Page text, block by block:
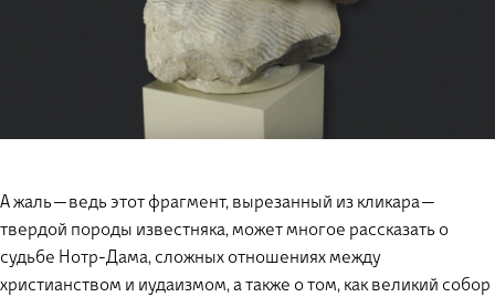
А жаль — ведь этот фрагмент, вырезанный из кликара —
твердой породы известняка, может многое рассказать о
судьбе Нотр-Дама, сложных отношениях между
христианством и иудаизмом, а также о том, как великий собор